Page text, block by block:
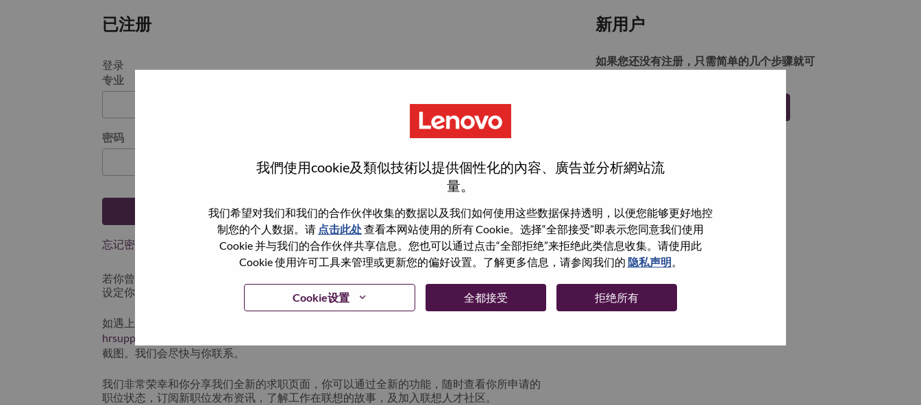
我們使用cookie及類似技術以提供個性化的內容、廣告並分析網站流
量。
我们希望对我们和我们的合作伙伴收集的数据以及我们如何使用这些数据保持透明，以便您能够更好地控
制您的个人数据。请 点击此处查看本网站使用的所有 Cookie。选择“全部接受”即表示您同意我们使用
Cookie 并与我们的合作伙伴共享信息。您也可以通过点击“全部拒绝”来拒绝此类信息收集。请使用此
Cookie 使用许可工具来管理或更新您的偏好设置。了解更多信息，请参阅我们的 隐私声明。
Cookie设置 全都接受 拒绝所有
已注册
登录
专业
密码
登陆
忘记密码了？
若你曾近期申请过我们的职位，你的电子邮箱将留存于系统中；你可以选择“忘记密码”重新
设定你的登入资料。
如遇上登录问题或无法注册为新用户时，请联系我们的人力资源团队
hrsupport@lenovo.com
截图。我们会尽快与你联系。
我们非常荣幸和你分享我们全新的求职页面，你可以通过全新的功能，随时查看你所申请的
职位状态，订阅新职位发布资讯，了解工作在联想的故事，及加入联想人才社区。
新用户
如果您还没有注册，只需简单的几个步骤就可